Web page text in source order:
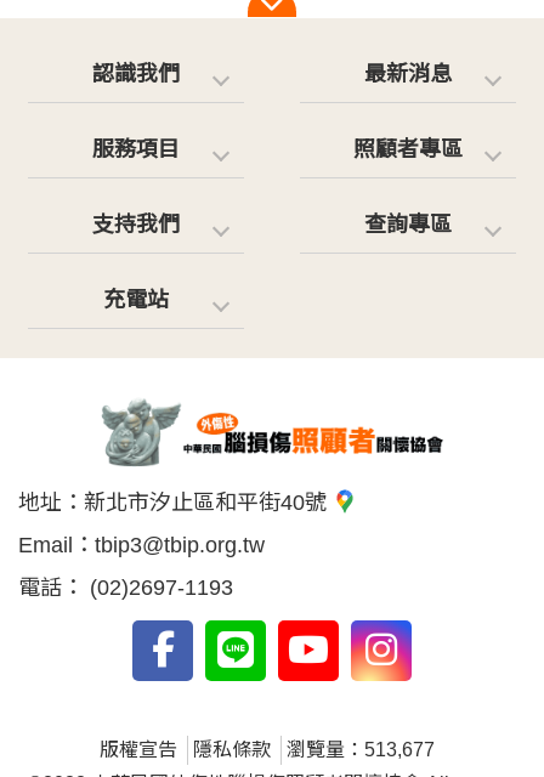
認識我們 最新消息
服務項目 照顧者專區
支持我們 查詢專區
充電站
地址： 新北市汐止區和平街40號
Email： tbip3@tbip.org.tw
電話：
(02)2697-1193
版權宣告 隱私條款
瀏覽量：513,677